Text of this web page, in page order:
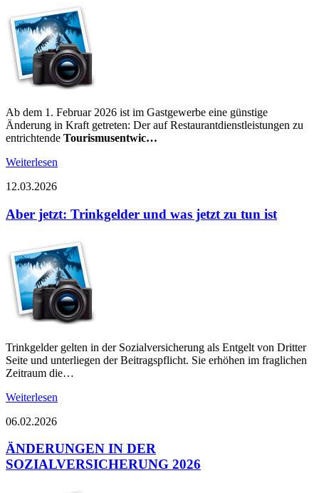
Ab dem 1. Februar 2026 ist im Gastgewerbe eine günstige
Änderung in Kraft getreten: Der auf Restaurantdienstleistungen zu
entrichtende Tourismusentwic…
Weiterlesen
12.03.2026
Aber jetzt: Trinkgelder und was jetzt zu tun ist
Trinkgelder gelten in der Sozialversicherung als Entgelt von Dritter
Seite und unterliegen der Beitragspflicht. Sie erhöhen im fraglichen
Zeitraum die…
Weiterlesen
06.02.2026
ÄNDERUNGEN IN DER
SOZIALVERSICHERUNG 2026